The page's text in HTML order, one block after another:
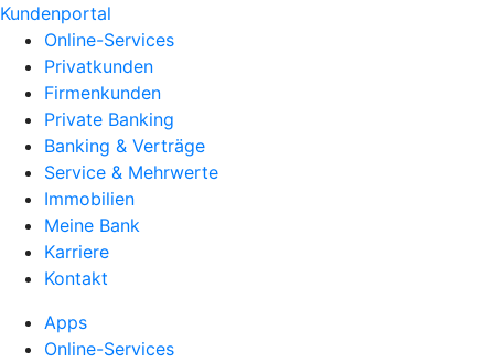
Kundenportal
Online-Services
Privatkunden
Firmenkunden
Private Banking
Banking & Verträge
Service & Mehrwerte
Immobilien
Meine Bank
Karriere
Kontakt
Apps
Online-Services